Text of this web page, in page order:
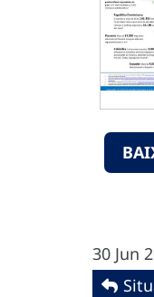
30 Jun